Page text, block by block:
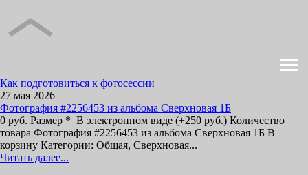
Как подготовиться к фотосессии
27 мая 2026
Фотография #2256453 из альбома Сверхновая 1Б
0 руб. Размер * В электронном виде (+250 руб.) Количество
товара Фотография #2256453 из альбома Сверхновая 1Б В
корзину Категории: Общая, Сверхновая...
Читать далее...